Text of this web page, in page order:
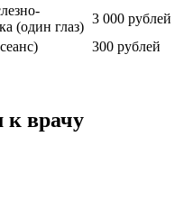
(один глаз)
3 000 рублей
300 рублей
к врачу